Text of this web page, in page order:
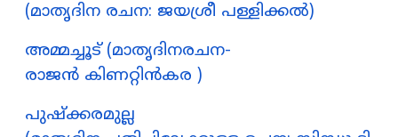
(മാതൃദിന രചന: ജയശ്രീ പള്ളിക്കൽ)
അമ്മച്ചൂട് (മാതൃദിനരചന-
രാജൻ കിണറ്റിൻകര )
പുഷ്ക്കരമുല്ല